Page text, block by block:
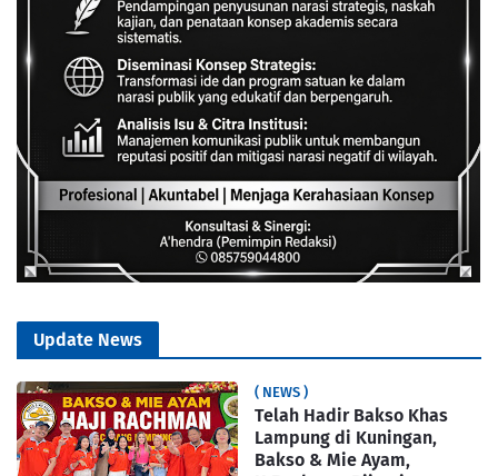
Update News
( NEWS )
Telah Hadir Bakso Khas
Lampung di Kuningan,
Bakso & Mie Ayam,